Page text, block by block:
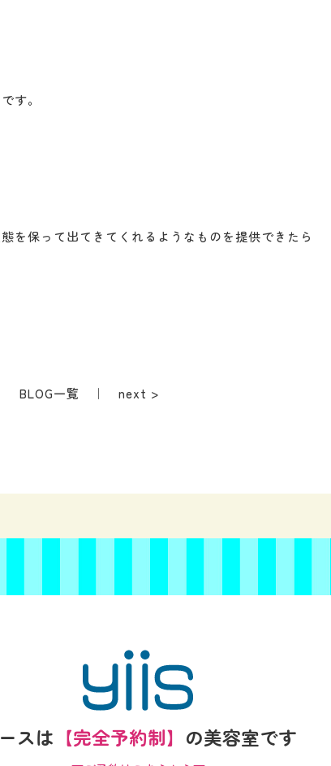
す。
を保って出てきてくれるようなものを提供できたら
BLOG一覧 ｜next >
スは 【完全予約制】 の美容室です